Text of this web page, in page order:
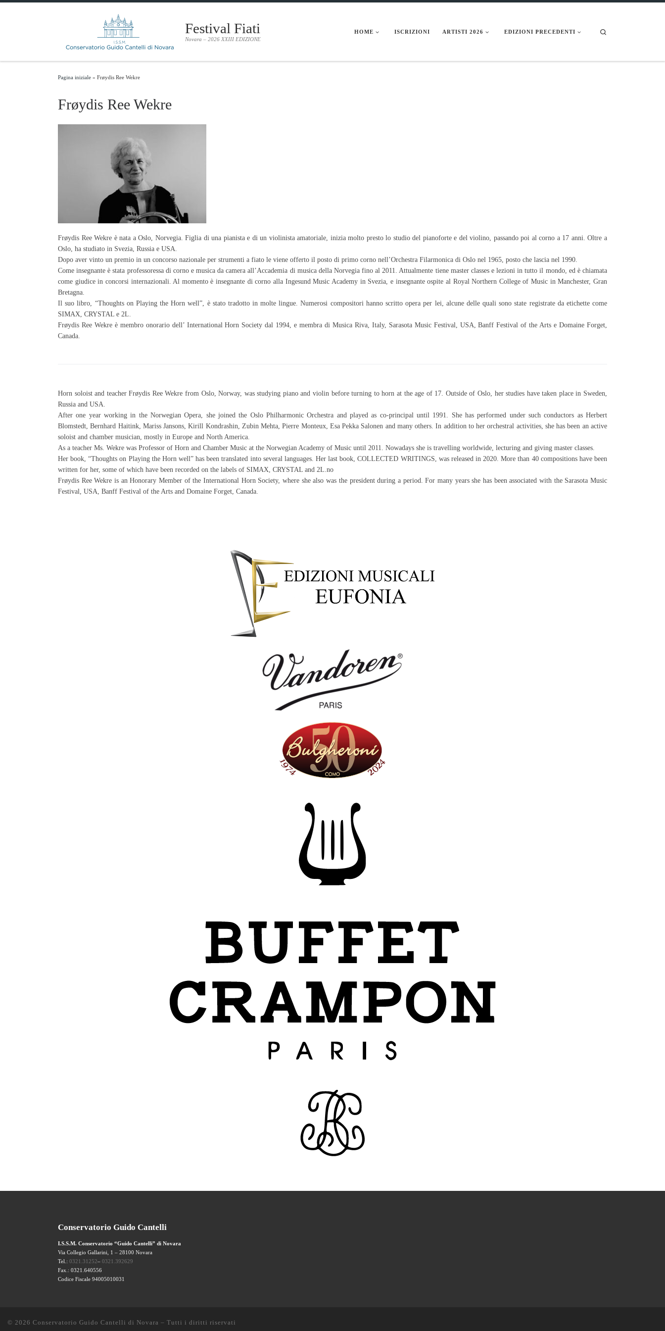
Festival Fiati
Novara – 2026 XXIII EDIZIONE
HOME ISCRIZIONI ARTISTI 2026 EDIZIONI PRECEDENTI
Pagina iniziale » Frøydis Ree Wekre
Frøydis Ree Wekre
Frøydis Ree Wekre è nata a Oslo, Norvegia. Figlia di una pianista e di un violinista amatoriale, inizia molto presto lo studio del pianoforte e del violino, passando poi al corno a 17 anni. Oltre a
Oslo, ha studiato in Svezia, Russia e USA.
Dopo aver vinto un premio in un concorso nazionale per strumenti a fiato le viene offerto il posto di primo corno nell’Orchestra Filarmonica di Oslo nel 1965, posto che lascia nel 1990.
Come insegnante è stata professoressa di corno e musica da camera all’Accademia di musica della Norvegia fino al 2011. Attualmente tiene master classes e lezioni in tutto il mondo, ed è chiamata
come giudice in concorsi internazionali. Al momento è insegnante di corno alla Ingesund Music Academy in Svezia, e insegnante ospite al Royal Northern College of Music in Manchester, Gran
Bretagna.
Il suo libro, “Thoughts on Playing the Horn well”, è stato tradotto in molte lingue. Numerosi compositori hanno scritto opera per lei, alcune delle quali sono state registrate da etichette come
SIMAX, CRYSTAL e 2L.
Frøydis Ree Wekre è membro onorario dell’ International Horn Society dal 1994, e membra di Musica Riva, Italy, Sarasota Music Festival, USA, Banff Festival of the Arts e Domaine Forget,
Canada.
Horn soloist and teacher Frøydis Ree Wekre from Oslo, Norway, was studying piano and violin before turning to horn at the age of 17. Outside of Oslo, her studies have taken place in Sweden,
Russia and USA.
After one year working in the Norwegian Opera, she joined the Oslo Philharmonic Orchestra and played as co-principal until 1991. She has performed under such conductors as Herbert
Blomstedt, Bernhard Haitink, Mariss Jansons, Kirill Kondrashin, Zubin Mehta, Pierre Monteux, Esa Pekka Salonen and many others. In addition to her orchestral activities, she has been an active
soloist and chamber musician, mostly in Europe and North America.
As a teacher Ms. Wekre was Professor of Horn and Chamber Music at the Norwegian Academy of Music until 2011. Nowadays she is travelling worldwide, lecturing and giving master classes.
Her book, “Thoughts on Playing the Horn well” has been translated into several languages. Her last book, COLLECTED WRITINGS, was released in 2020. More than 40 compositions have been
written for her, some of which have been recorded on the labels of SIMAX, CRYSTAL and 2L.no
Frøydis Ree Wekre is an Honorary Member of the International Horn Society, where she also was the president during a period. For many years she has been associated with the Sarasota Music
Festival, USA, Banff Festival of the Arts and Domaine Forget, Canada.
Conservatorio Guido Cantelli
I.S.S.M. Conservatorio “Guido Cantelli” di Novara
Via Collegio Gallarini, 1 – 28100 Novara
Tel.: 0321.31252– 0321.392629
Fax.: 0321.640556
Codice Fiscale 94005010031
© 2026 Conservatorio Guido Cantelli di Novara – Tutti i diritti riservati